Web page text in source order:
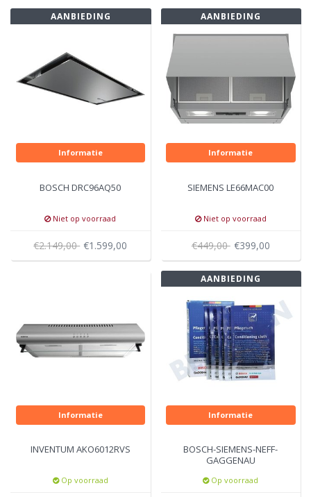
AANBIEDING
Informatie
BOSCH DRC96AQ50
Niet op voorraad
€2.149,00 €1.599,00
AANBIEDING
Informatie
SIEMENS LE66MAC00
Niet op voorraad
€449,00 €399,00
Informatie
INVENTUM AKO6012RVS
Op voorraad
AANBIEDING
Informatie
BOSCH-SIEMENS-NEFF-
GAGGENAU
RVS
Op voorraad